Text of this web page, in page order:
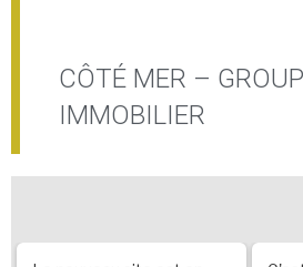
CÔTÉ MER –
IMMOBILIER